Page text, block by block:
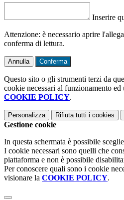
Inserire
Attenzione: è necessario aprire
conferma di lettura.
Annulla Conferma
Questo sito o gli strumenti terzi da
cookie necessari al funzionamento
COOKIE POLICY.
Personalizza Rifiuta tutti i cookies
Gestione cookie
In questa schermata è possibile
I cookie necessari sono quelli che
piattaforma e non è possibile
Per conoscere quali sono i cookie
visionare la COOKIE POLICY.